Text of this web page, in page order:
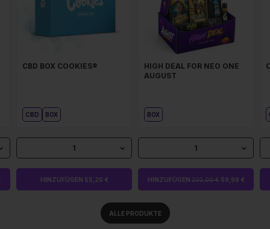
CBD BOX COOKIES®
CBD BOX
1
HINZUFÜGEN 55,20 €
HIGH DEAL FOR NEO ONE
AUGUST
BOX
1
HINZUFÜGEN 202,00 € 59,99 €
ALLE PRODUKTE